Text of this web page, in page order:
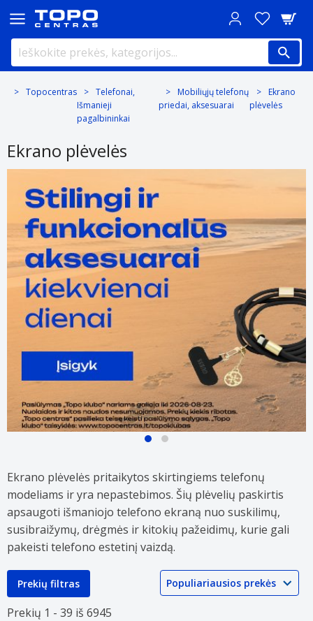
Topocentras
Telefonai,
Išmanieji
pagalbininkai
Mobiliųjų telefonų
priedai, aksesuarai
Ekrano
plėvelės
Ekrano plėvelės
Atrinktiems
aksesuarams
TOP
kainos!
Daugeliui
telefonų
aksesuarų
TOP
Ekrano plėvelės pritaikytos skirtingiems telefonų
modeliams ir yra nepastebimos. Šių plėvelių paskirtis
apsaugoti išmaniojo telefono ekraną nuo suskilimų,
susibraižymų, drėgmės ir kitokių pažeidimų, kurie gali
pakeisti telefono estetinį vaizdą.
Prekių filtras
Prekių 1 - 39 iš 6945